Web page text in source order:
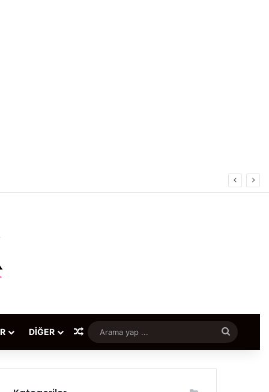
DIĞER Rastgele Makale
Arama
yap